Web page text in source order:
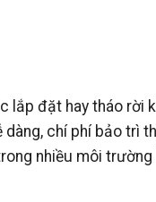
lắp đặt hay tháo rời
chí phí bảo trì
nhiều môi